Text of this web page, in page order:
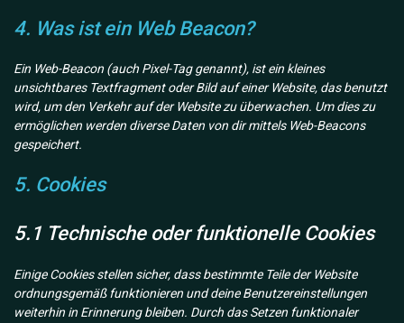
4. Was ist ein Web Beacon?
Ein Web-Beacon (auch Pixel-Tag genannt), ist ein kleines
unsichtbares Textfragment oder Bild auf einer Website, das benutzt
wird, um den Verkehr auf der Website zu überwachen. Um dies zu
ermöglichen werden diverse Daten von dir mittels Web-Beacons
gespeichert.
5. Cookies
5.1 Technische oder funktionelle Cookies
Einige Cookies stellen sicher, dass bestimmte Teile der Website
ordnungsgemäß funktionieren und deine Benutzereinstellungen
weiterhin in Erinnerung bleiben. Durch das Setzen funktionaler